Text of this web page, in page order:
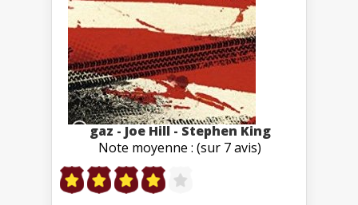
gaz - Joe Hill - Stephen King
Note moyenne : (sur 7 avis)